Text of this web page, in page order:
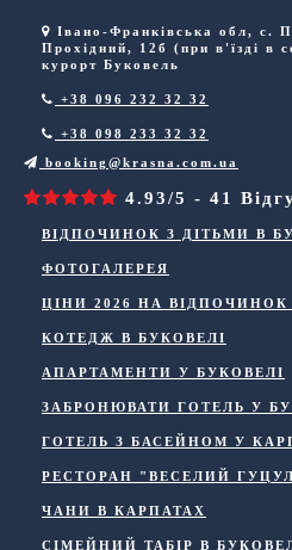
Івано-Франківська обл, с.
Прохідний, 12б (при в'їзді в
курорт Буковель
+38 096 232 32 32
+38 098 233 32 32
booking@krasna.com.ua
4.93/5 - 41
ВІДПОЧИНОК З ДІТЬМИ В
ФОТОГАЛЕРЕЯ
ЦІНИ 2026 НА ВІДПОЧИНОК
КОТЕДЖ В БУКОВЕЛІ
АПАРТАМЕНТИ У БУКОВЕЛІ
ЗАБРОНЮВАТИ ГОТЕЛЬ У
ГОТЕЛЬ З БАСЕЙНОМ У
РЕСТОРАН "ВЕСЕЛИЙ
ЧАНИ В КАРПАТАХ
СІМЕЙНИЙ ТАБІР В